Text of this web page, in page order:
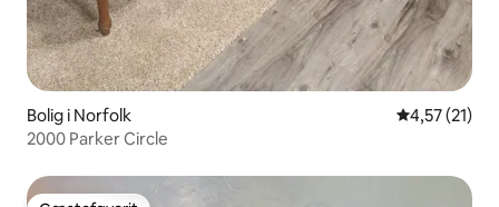
Bolig i Norfolk 4,57 ud af 5
4,57 (21)
2000 Parker Circle